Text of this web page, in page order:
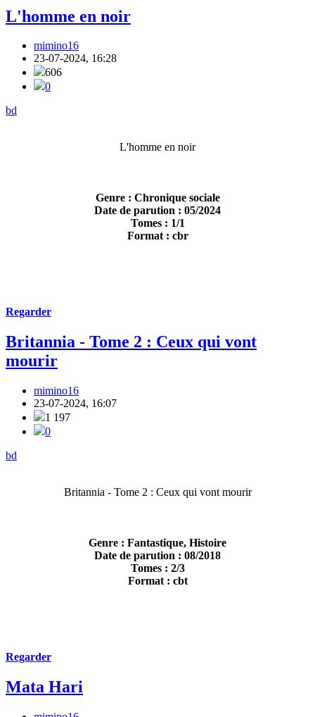
L'homme en noir
mimino16
23-07-2024, 16:28
606
0
bd
L'homme en noir
Genre : Chronique sociale
Date de parution : 05/2024
Tomes : 1/1
Format : cbr
Regarder
Britannia - Tome 2 : Ceux qui vont
mourir
mimino16
23-07-2024, 16:07
1 197
0
bd
Britannia - Tome 2 : Ceux qui vont mourir
Genre : Fantastique, Histoire
Date de parution : 08/2018
Tomes : 2/3
Format : cbt
Regarder
Mata Hari